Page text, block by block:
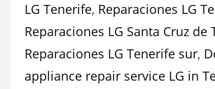
LG Tenerife, Reparaciones LG
Reparaciones LG Santa Cruz de
Reparaciones LG Tenerife sur,
appliance repair service LG in